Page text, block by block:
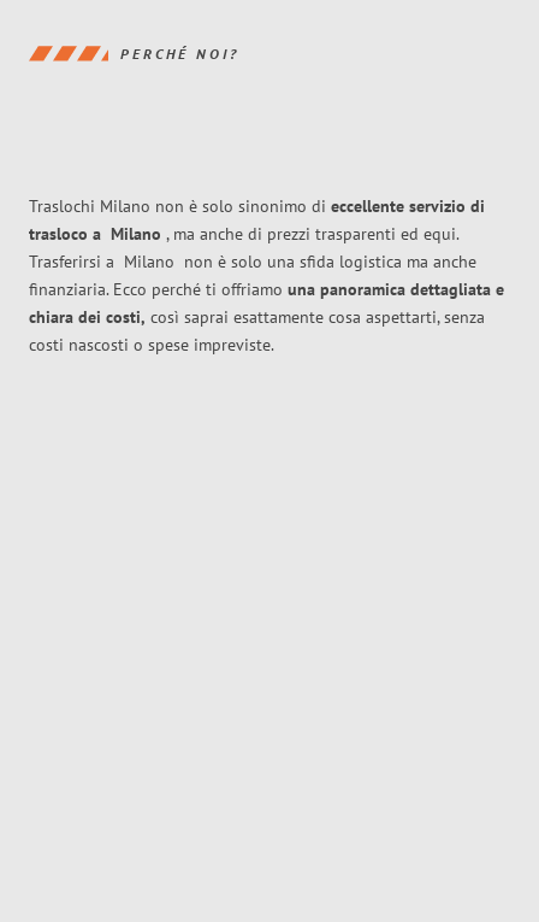
PERCHÉ NOI?
Traslochi Milano non è solo sinonimo di eccellente servizio di
trasloco a Milano , ma anche di prezzi trasparenti ed equi.
Trasferirsi a Milano non è solo una sfida logistica ma anche
finanziaria. Ecco perché ti offriamo una panoramica dettagliata e
chiara dei costi, così saprai esattamente cosa aspettarti, senza
costi nascosti o spese impreviste.